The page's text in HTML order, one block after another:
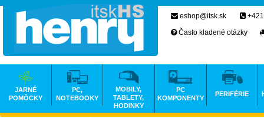
eshop@itsk.sk
Často kladené otázky
JARNÉ
POMÔCKY
PC,
NOTEBOOKY
MOBILY,
TABLETY,
HODINKY
PC
KOMPONENTY
PERIFÉRIE